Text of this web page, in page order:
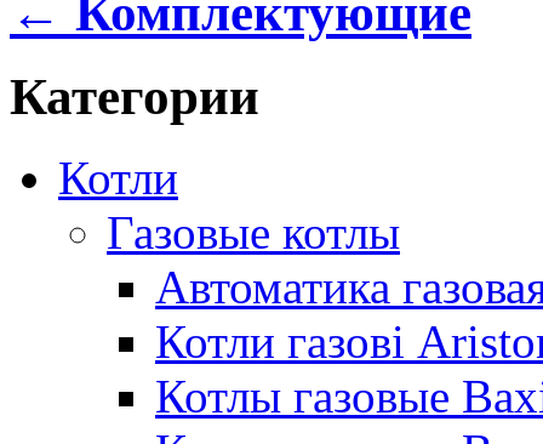
← Комплектующие
Категории
Котли
Газовые котлы
Автоматика
Котли газові
Котлы газовые